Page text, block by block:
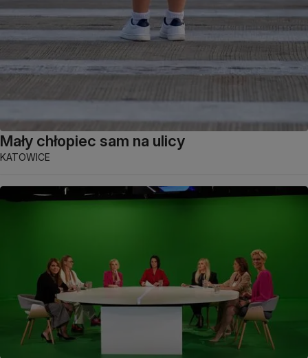
Mały chłopiec sam na ulicy
KATOWICE